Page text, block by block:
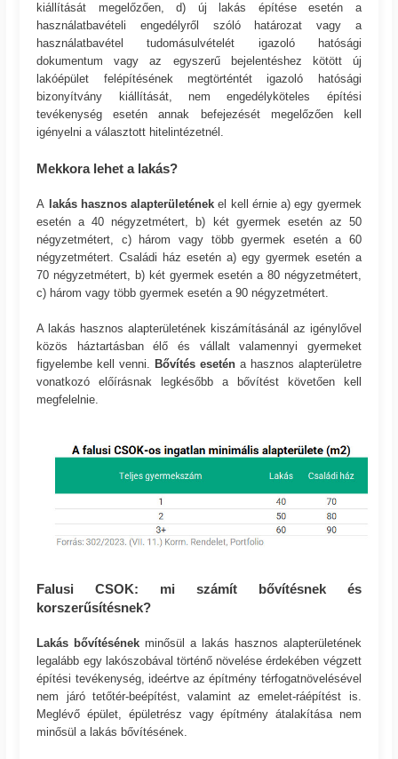
kiállítását megelőzően, d) új lakás építése esetén a
használatbavételi engedélyről szóló határozat vagy a
használatbavétel tudomásulvételét igazoló hatósági
dokumentum vagy az egyszerű bejelentéshez kötött új
lakóépület felépítésének megtörténtét igazoló hatósági
bizonyítvány kiállítását, nem engedélyköteles építési
tevékenység esetén annak befejezését megelőzően kell
igényelni a választott hitelintézetnél.
Mekkora lehet a lakás?
A lakás hasznos alapterületének el kell érnie a) egy gyermek
esetén a 40 négyzetmétert, b) két gyermek esetén az 50
négyzetmétert, c) három vagy több gyermek esetén a 60
négyzetmétert. Családi ház esetén a) egy gyermek esetén a
70 négyzetmétert, b) két gyermek esetén a 80 négyzetmétert,
c) három vagy több gyermek esetén a 90 négyzetmétert.
A lakás hasznos alapterületének kiszámításánál az igénylővel
közös háztartásban élő és vállalt valamennyi gyermeket
figyelembe kell venni. Bővítés esetén a hasznos alapterületre
vonatkozó előírásnak legkésőbb a bővítést követően kell
megfelelnie.
Falusi CSOK: mi számít bővítésnek és
korszerűsítésnek?
Lakás bővítésének minősül a lakás hasznos alapterületének
legalább egy lakószobával történő növelése érdekében végzett
építési tevékenység, ideértve az építmény térfogatnövelésével
nem járó tetőtér-beépítést, valamint az emelet-ráépítést is.
Meglévő épület, épületrész vagy építmény átalakítása nem
minősül a lakás bővítésének.